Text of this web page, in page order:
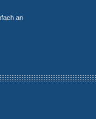
an